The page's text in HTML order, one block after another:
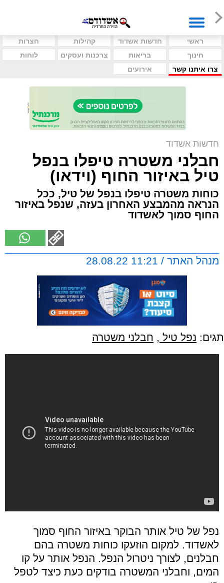
ראשי חדשות אשדוד קהילות
חצרות
חינוך
בריאות צרכנות ועסקים
לוחות
צרו איתנו קשר
אירועים
חדשות אשדוד
חבלני משטרה טיפלו בנפל
טיל באיזור החוף (וידאו)
כוחות משטרה טיפלו בנפל של טיל, ככל
הנראה מהמבצע האחרון בעזה, שנפל באיזור
החוף סמוך לאשדוד
מנהל האתר / 11:21 28.08.22
תגים: נפל טיל , חבלני משטרה
נפל של טיל אותר הבוקר באיזור החוף סמוך
לאשדוד. למקום הוזעקו כוחות משטרה בהם
חבלנים, לצורך ניטרול הנפל. הנפל אותר על קו
המים, וחבלני המשטרה בודקים כעת כיצד לטפל